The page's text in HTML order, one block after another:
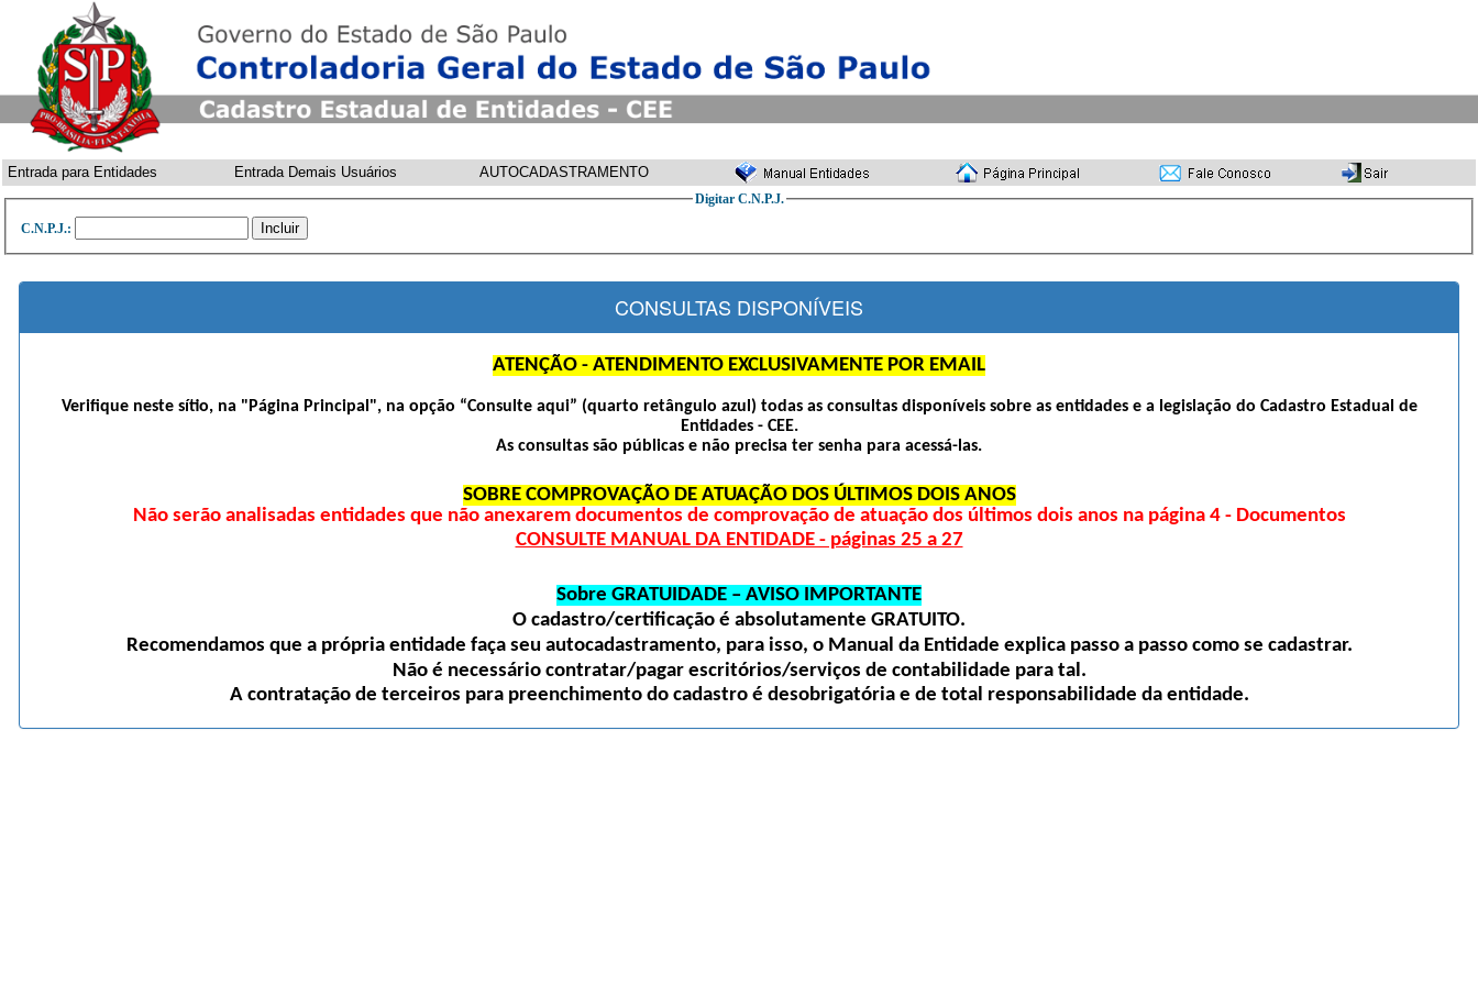
Entrada para Entidades Entrada Demais Usuários AUTOCADASTRAMENTO
Digitar C.N.P.J.
C.N.P.J.:
CONSULTAS DISPONÍVEIS
ATENÇÃO - ATENDIMENTO EXCLUSIVAMENTE POR EMAIL
Verifique neste sítio, na "Página Principal", na opção “Consulte aqui” (quarto retângulo azul) todas as consultas disponíveis sobre as entidades e a legislação do Cadastro Estadual de
Entidades - CEE.
As consultas são públicas e não precisa ter senha para acessá-las.
SOBRE COMPROVAÇÃO DE ATUAÇÃO DOS ÚLTIMOS DOIS ANOS
Não serão analisadas entidades que não anexarem documentos de comprovação de atuação dos últimos dois anos na página 4 - Documentos
CONSULTE MANUAL DA ENTIDADE - páginas 25 a 27
Sobre GRATUIDADE – AVISO IMPORTANTE
O cadastro/certificação é absolutamente GRATUITO.
Recomendamos que a própria entidade faça seu autocadastramento, para isso, o Manual da Entidade explica passo a passo como se cadastrar.
Não é necessário contratar/pagar escritórios/serviços de contabilidade para tal.
A contratação de terceiros para preenchimento do cadastro é desobrigatória e de total responsabilidade da entidade.